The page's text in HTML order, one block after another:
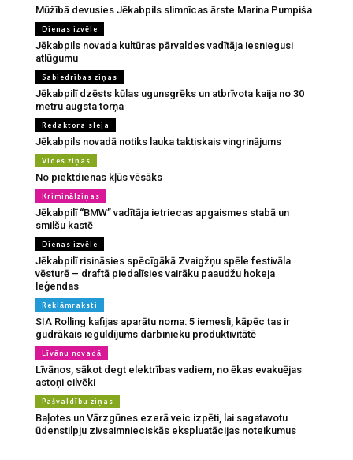
Mūžībā devusies Jēkabpils slimnīcas ārste Marina Pumpiša
Dienas izvēle
Jēkabpils novada kultūras pārvaldes vadītāja iesniegusi
atlūgumu
Sabiedrības ziņas
Jēkabpilī dzēsts kūlas ugunsgrēks un atbrīvota kaija no 30
metru augsta torņa
Redaktora sleja
Jēkabpils novadā notiks lauka taktiskais vingrinājums
Vides ziņas
No piektdienas kļūs vēsāks
Kriminālziņas
Jēkabpilī “BMW” vadītāja ietriecas apgaismes stabā un
smilšu kastē
Dienas izvēle
Jēkabpilī risināsies spēcīgākā Zvaigžņu spēle festivāla
vēsturē – draftā piedalīsies vairāku paaudžu hokeja
leģendas
Reklāmraksti
SIA Rolling kafijas aparātu noma: 5 iemesli, kāpēc tas ir
gudrākais ieguldījums darbinieku produktivitātē
Līvānu novadā
Līvānos, sākot degt elektrības vadiem, no ēkas evakuējas
astoņi cilvēki
Pašvaldību ziņas
Baļotes un Vārzgūnes ezerā veic izpēti, lai sagatavotu
ūdenstilpju zivsaimnieciskās ekspluatācijas noteikumus